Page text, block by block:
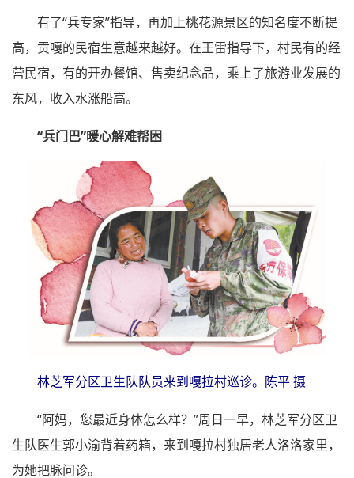
有了“兵专家”指导，再加上桃花源景区的知名度不断提
高，贡嘎的民宿生意越来越好。在王雷指导下，村民有的经
营民宿，有的开办餐馆、售卖纪念品，乘上了旅游业发展的
东风，收入水涨船高。
“兵门巴”暖心解难帮困
林芝军分区卫生队队员来到嘎拉村巡诊。陈平 摄
“阿妈，您最近身体怎么样？”周日一早，林芝军分区卫
生队医生郭小渝背着药箱，来到嘎拉村独居老人洛洛家里，
为她把脉问诊。